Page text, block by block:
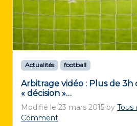
Actualités football
Arbitrage vidéo : Plus de
« décision »…
Modifié le 23 mars 2015 by Tous
Comment